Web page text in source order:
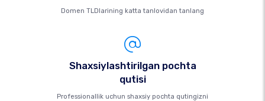
Domen TLDlarining katta tanlovidan tanlang
Shaxsiylashtirilgan pochta
qutisi
Professionallik uchun shaxsiy pochta qutingizni